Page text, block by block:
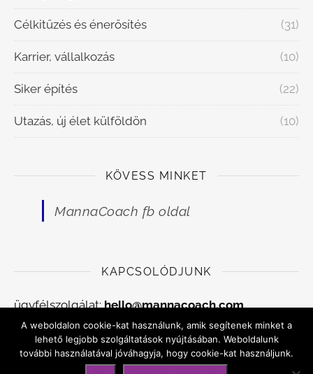
Célkitűzés és énerősítés (31)
Karrier, vállalkozás (10)
Siker építés (22)
Utazás, új élet külföldön (10)
KÖVESS MINKET
MannaCoach fb oldal
KAPCSOLÓDJUNK
ügyfélszolgálat:hello@mannacoach.com
Adatkezelési szabályzat
Általános szerződési feltételek
A weboldalon cookie-kat használunk, amik segítenek minket a
lehető legjobb szolgáltatások nyújtásában. Weboldalunk
további használatával jóváhagyja, hogy cookie-kat használjunk.